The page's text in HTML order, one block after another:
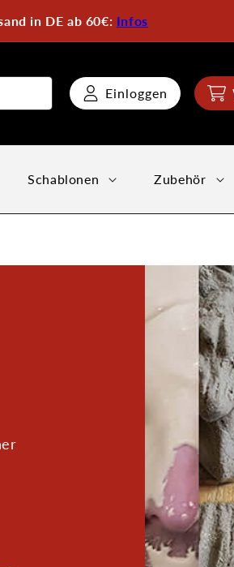
in DE ab 60€: Infos
Einloggen
Schablonen Zubehör